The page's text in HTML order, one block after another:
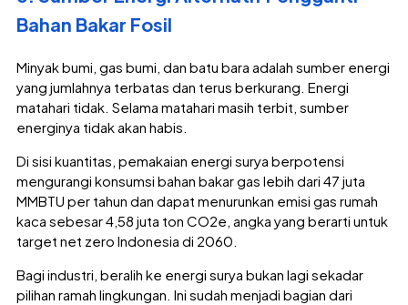
Bahan Bakar Fosil
Minyak bumi, gas bumi, dan batu bara adalah sumber energi
yang jumlahnya terbatas dan terus berkurang. Energi
matahari tidak. Selama matahari masih terbit, sumber
energinya tidak akan habis.
Di sisi kuantitas, pemakaian energi surya berpotensi
mengurangi konsumsi bahan bakar gas lebih dari 47 juta
MMBTU per tahun dan dapat menurunkan emisi gas rumah
kaca sebesar 4,58 juta ton CO2e, angka yang berarti untuk
target net zero Indonesia di 2060.
Bagi industri, beralih ke energi surya bukan lagi sekadar
pilihan ramah lingkungan. Ini sudah menjadi bagian dari